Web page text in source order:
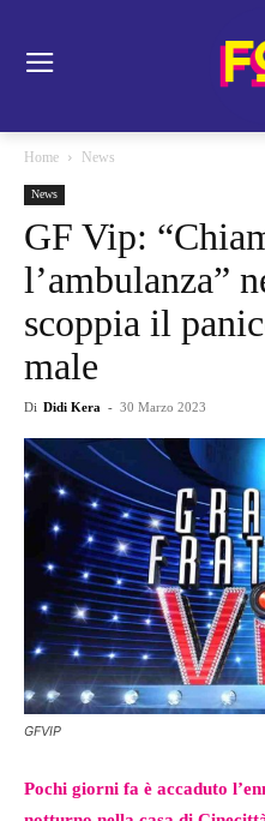
Home News
News
GF Vip:
l’ambulanza”
scoppia il
male
Di Didi Kera - 30 Marzo 2023
GFVIP
Pochi giorni fa è accaduto